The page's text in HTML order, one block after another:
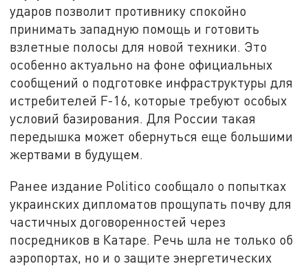
ударов позволит противнику спокойно
принимать западную помощь и готовить
взлетные полосы для новой техники. Это
особенно актуально на фоне официальных
сообщений о подготовке инфраструктуры для
истребителей F-16, которые требуют особых
условий базирования. Для России такая
передышка может обернуться еще большими
жертвами в будущем.
Ранее издание Politico сообщало о попытках
украинских дипломатов прощупать почву для
частичных договоренностей через
посредников в Катаре. Речь шла не только об
аэропортах, но и о защите энергетических